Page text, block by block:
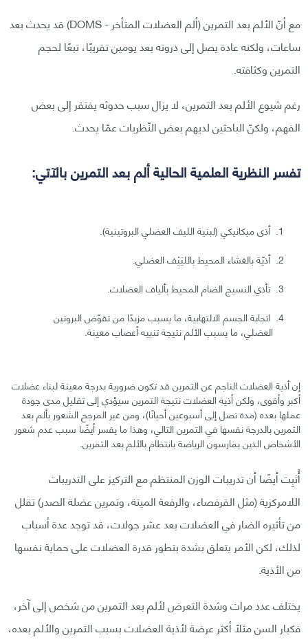
مع أنّ الألم بعد التمرين (ألم العضلات المتأخر - DOMS) قد يحدث بعد
ساعات، ولكنه عادة يصل إلى ذروته بعد يومين تقريبًا، تبعًا لحجم
التمرين وكثافته.
رغم شيوع الألم بعد التمرين، لا يزال سبب حدوثه يفتقر إلى بعض
الفهم، ولكنّ الباحثين لديهم بعض النّظريات عمّا يحدث.
تفسر النظرية العلمية الحالية ألم بعد التمرين بالآتي:
أذى ميكانيكي (لبنية الليف العضلي البروتينية).
أذيّة بالغشاء المحيط بالليَيْف العضلي.
تأذي النسيج الضام المحيط بألياف العضلات.
اتجابة الجسم الالتهابية، ما يسبب مزيدًا من تقوّض البروتين
العضلي، ما يسبب الألم نتيجة تنبيه أعصاب معينة.
إن أذية العضلات الناجم عن التمرين قد تكون ضرورية بدرجة معينة لبناء عضلات
أكبر وأقوى، ولكن أذية العضلات نتيجة التمرين سيؤدي إلى تقليل مدى جودة
عملها بعده (مدة تصل إلى أسبوعين أحيانًا)، ومن غير المرجح الشعور بألم بعد
التمرين بالدرجة نفسها في التمرين التالي، وهذا ما يفسر أيضًا سبب عدم شعور
الأشخاص الذين يمارسون الرياضة بانتظام بالألم بعد التمرين.
أُثبِت أيضًا أن تدريبات الوزن المنتظم مع التركيز على التدريبات
اللامركزية (مثل القرفصاء، والرفعة الميتة، وتمرين عضلة الصدر) تقلل
من تأثيره الضار في العضلات بعد عشر جولات، قد توجد عدة أسباب
لذلك، لكن الأمر يتعلق بشدة بتطور قدرة العضلات على حماية نفسها
من الأذية.
يختلف عدد مرات وشدة التعرض لألم بعد التمرين من شخص إلى آخر،
فكبار السن مثلًا أكثر عرضة لأذية العضلات بسبب التمرين والألم بعده،